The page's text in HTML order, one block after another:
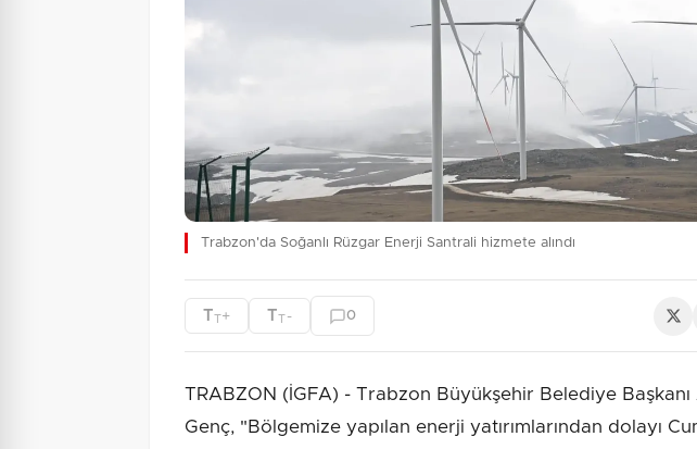
Trabzon'da Soğanlı Rüzgar Enerji Santrali hizmete alındı
TT+ TT - 0
TRABZON (İGFA) - Trabzon Büyükşehir Belediye
Genç, "Bölgemize yapılan enerji yatırımlarından dolayı